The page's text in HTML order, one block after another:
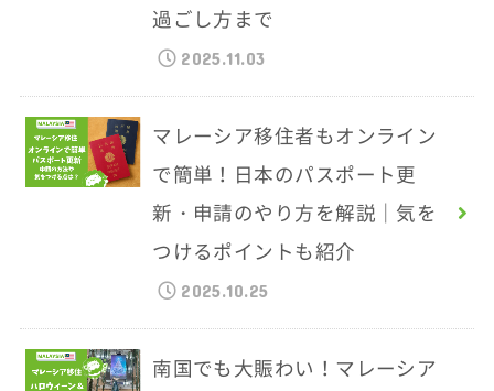
過ごし方まで
2025.11.03
マレーシア移住者もオンライン
で簡単！日本のパスポート更
新・申請のやり方を解説｜気を
つけるポイントも紹介
2025.10.25
南国でも大賑わい！マレーシア